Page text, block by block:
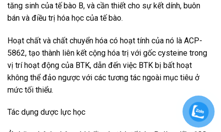
tăng sinh của tế bào B, và cần thiết cho sự kết dính, buôn
bán và điều trị hóa học của tế bào.
Hoạt chất và chất chuyển hóa có hoạt tính của nó là ACP-
5862, tạo thành liên kết cộng hóa trị với gốc cysteine ​​trong
vị trí hoạt động của BTK, dẫn đến việc BTK bị bất hoạt
không thể đảo ngược với các tương tác ngoài mục tiêu ở
mức tối thiểu.
Tác dụng dược lực học